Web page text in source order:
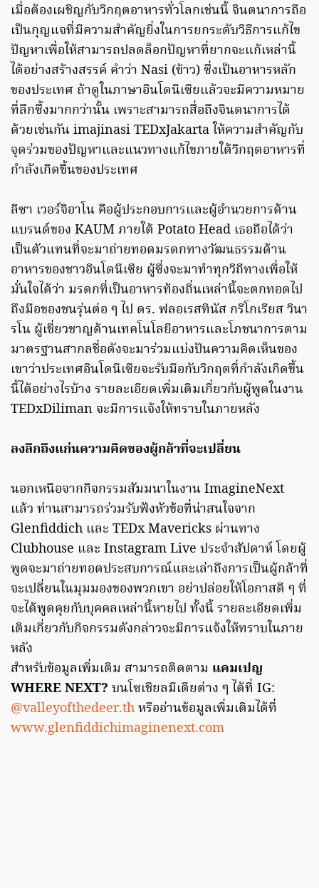
เมื่อต้องเผชิญกับวิกฤตอาหารทั่วโลกเช่นนี้ จินตนาการถือ
เป็นกุญแจที่มีความสำคัญยิ่งในการยกระดับวิธีการแก้ไข
ปัญหาเพื่อให้สามารถปลดล็อกปัญหาที่ยากจะแก้เหล่านี้
ได้อย่างสร้างสรรค์ คำว่า Nasi (ข้าว) ซึ่งเป็นอาหารหลัก
ของประเทศ ถ้าดูในภาษาอินโดนีเซียแล้วจะมีความหมาย
ที่ลึกซึ้งมากกว่านั้น เพราะสามารถสื่อถึงจินตนาการได้
ด้วยเช่นกัน imajinasi TEDxJakarta ให้ความสำคัญกับ
จุดร่วมของปัญหาและแนวทางแก้ไขภายใต้วิกฤตอาหารที่
กำลังเกิดขึ้นของประเทศ
ลิซา เวอร์จิอาโน คือผู้ประกอบการและผู้อำนวยการด้าน
แบรนด์ของ KAUM ภายใต้ Potato Head เธอถือได้ว่า
เป็นตัวแทนที่จะมาถ่ายทอดมรดกทางวัฒนธรรมด้าน
อาหารของชาวอินโดนีเซีย ผู้ซึ่งจะมาทำทุกวิถีทางเพื่อให้
มั่นใจได้ว่า มรดกที่เป็นอาหารท้องถิ่นเหล่านี้จะตกทอดไป
ถึงมือของชนรุ่นต่อ ๆ ไป ดร. ฟลอเรสทินัส กรีโกเรียส วินา
รโน ผู้เชี่ยวชาญด้านเทคโนโลยีอาหารและโภชนาการตาม
มาตรฐานสากลชื่อดังจะมาร่วมแบ่งปันความคิดเห็นของ
เขาว่าประเทศอินโดนีเซียจะรับมือกับวิกฤตที่กำลังเกิดขึ้น
นี้ได้อย่างไรบ้าง รายละเอียดเพิ่มเติมเกี่ยวกับผู้พูดในงาน
TEDxDiliman จะมีการแจ้งให้ทราบในภายหลัง
ลงลึกถึงแก่นความคิดของผู้กล้าที่จะเปลี่ยน
นอกเหนือจากกิจกรรมสัมมนาในงาน ImagineNext
แล้ว ท่านสามารถร่วมรับฟังหัวข้อที่น่าสนใจจาก
Glenfiddich และ TEDx Mavericks ผ่านทาง
Clubhouse และ Instagram Live ประจำสัปดาห์ โดยผู้
พูดจะมาถ่ายทอดประสบการณ์และเล่าถึงการเป็นผู้กล้าที่
จะเปลี่ยนในมุมมองของพวกเขา อย่าปล่อยให้โอกาสดี ๆ ที่
จะได้พูดคุยกับบุคคลเหล่านี้หายไป ทั้งนี้ รายละเอียดเพิ่ม
เติมเกี่ยวกับกิจกรรมดังกล่าวจะมีการแจ้งให้ทราบในภาย
หลัง
สำหรับข้อมูลเพิ่มเติม สามารถติดตาม แคมเปญ
WHERE NEXT? บนโซเชียลมีเดียต่าง ๆ ได้ที่ IG:
@valleyofthedeer.thหรืออ่านข้อมูลเพิ่มเติมได้ที่
www.glenfiddichimaginenext.com